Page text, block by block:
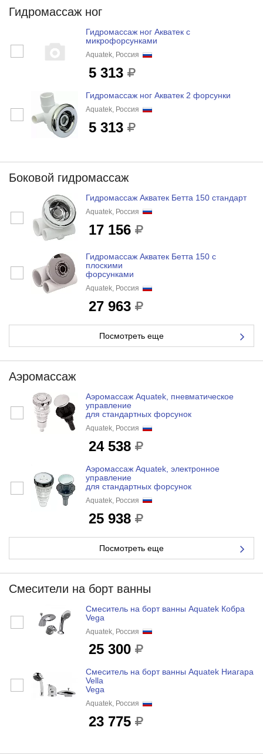
Гидромассаж ног
Гидромассаж ног Акватек с
микрофорсунками
Aquatek, Россия
5 313
Гидромассаж ног Акватек 2 форсунки
Aquatek, Россия
5 313
Боковой гидромассаж
Гидромассаж Акватек Бетта 150 стандарт
Aquatek, Россия
17 156
Гидромассаж Акватек Бетта 150 с
плоскими
форсунками
Aquatek, Россия
27 963
Посмотреть еще
Аэромассаж
Аэромассаж Aquatek, пневматическое
управление
для стандартных форсунок
Aquatek, Россия
24 538
Аэромассаж Aquatek, электронное
управление
для стандартных форсунок
Aquatek, Россия
25 938
Посмотреть еще
Смесители на борт ванны
Смеситель на борт ванны Aquatek Кобра
Vega
Aquatek, Россия
25 300
Смеситель на борт ванны Aquatek Ниагара
Vella
Vega
Aquatek, Россия
23 775